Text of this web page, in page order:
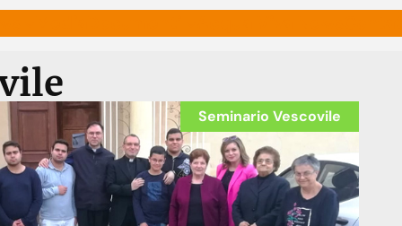
Seminario Vescovile